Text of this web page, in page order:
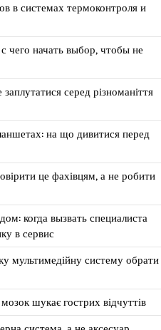
в системах термоконтроля и
чего начать выбор, чтобы не
заплутатися серед різноманіття
на що дивитися перед
це фахівцям, а не робити
когда вызвать специалиста
в сервис
мультимедійну систему обрати
шукає гострих відчуттів